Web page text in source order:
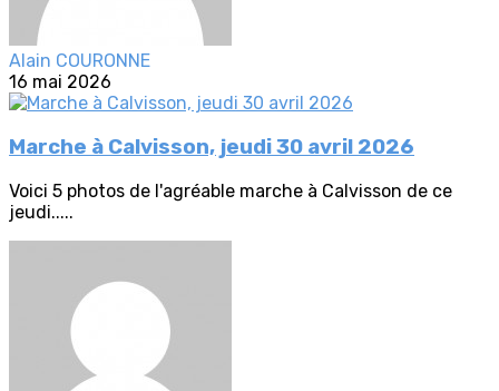
Alain COURONNE
16 mai 2026
Marche à Calvisson, jeudi 30 avril 2026
Voici 5 photos de l'agréable marche à Calvisson de ce
jeudi.....